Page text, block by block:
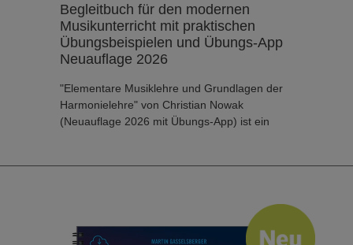
Begleitbuch für den modernen
Musikunterricht mit praktischen
Übungsbeispielen und Übungs-App
Neuauflage 2026
"Elementare Musiklehre und Grundlagen der
Harmonielehre" von Christian Nowak
(Neuauflage 2026 mit Übungs-App) ist ein
Wichtiger und neuer Bestandteil dieses Buchs
ist die Übungs-App, mit der die enthaltenen
Aufgaben vertieft werden können.